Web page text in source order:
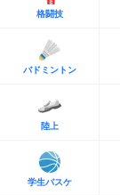
格闘技
バドミントン
陸上
学生バスケ